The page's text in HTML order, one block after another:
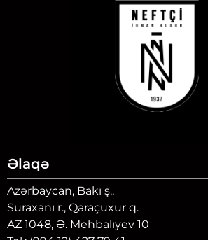
Əlaqə
Azərbaycan, Bakı ş.,
Suraxanı r., Qaraçuxur q.
AZ 1048, Ə. Mehbalıyev 10